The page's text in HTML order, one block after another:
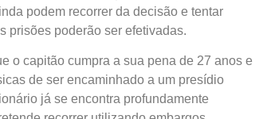
podem recorrer da decisão e tentar
prisões poderão ser efetivadas.
o capitão cumpra a sua pena de 27 anos e
de ser encaminhado a um presídio
já se encontra profundamente